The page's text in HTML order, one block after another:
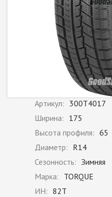
Артикул: 300T4017
Ширина: 175
Высота профиля: 65
Диаметр: R14
Сезонность: Зимняя
Марка: TORQUE
ИН: 82T